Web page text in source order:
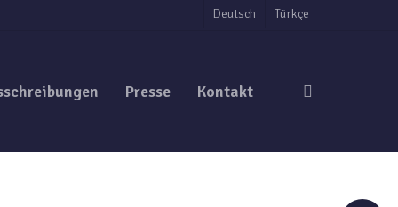
Deutsch Türkçe
Presse Kontakt